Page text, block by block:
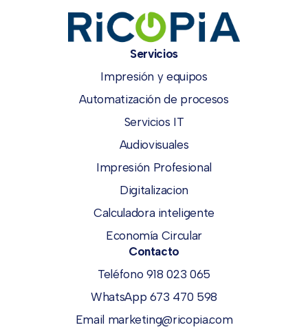
Servicios
Impresión y equipos
Automatización de procesos
Servicios IT
Audiovisuales
Impresión Profesional
Digitalizacion
Calculadora inteligente
Economía Circular
Contacto
Teléfono 918 023 065
WhatsApp 673 470 598
Email marketing@ricopia.com